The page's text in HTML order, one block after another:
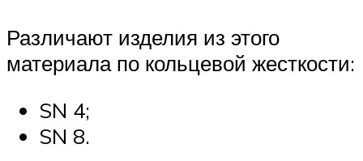
Различают изделия из этого
материала по кольцевой жесткости:
SN 4;
SN 8.